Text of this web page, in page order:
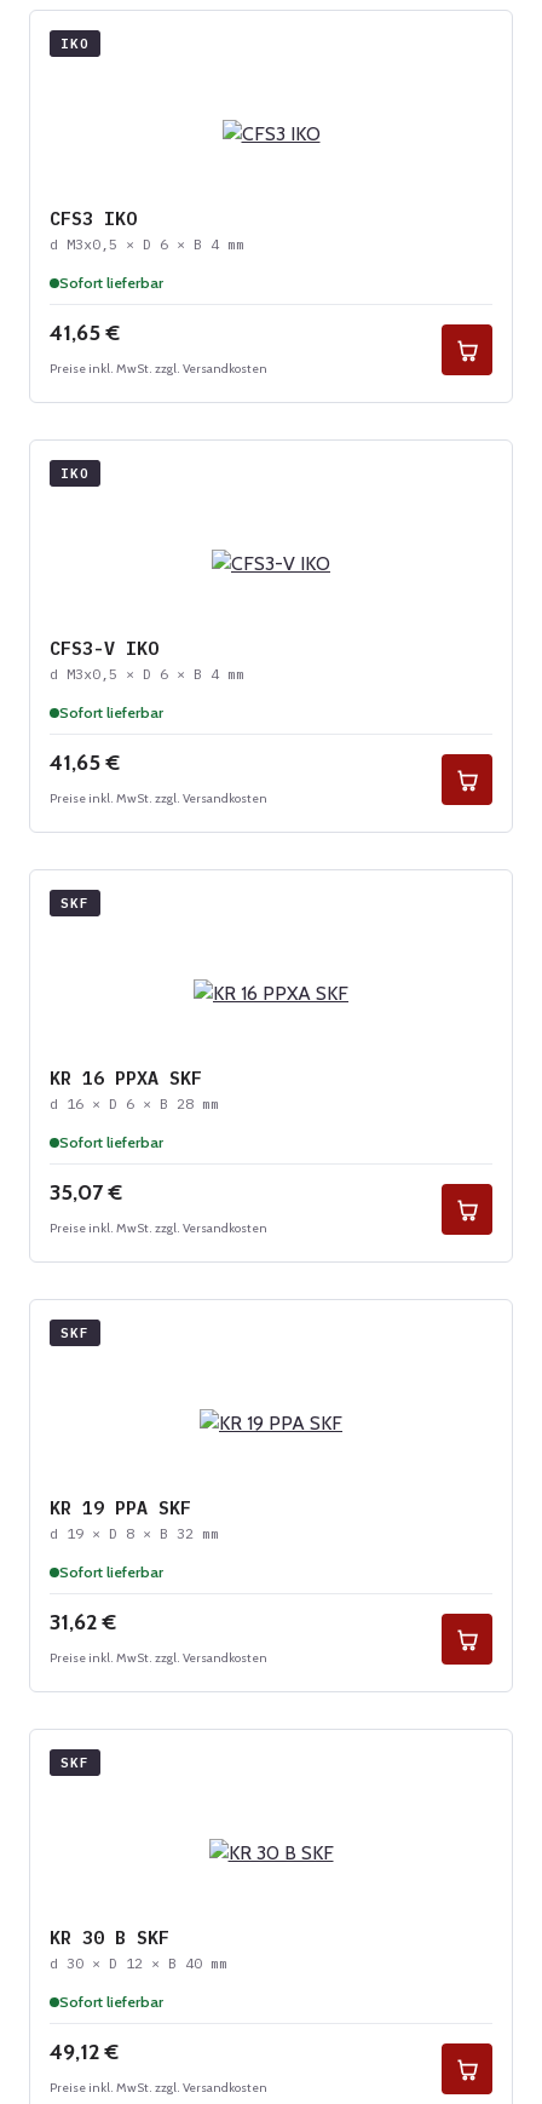
IKO
CFS3 IKO
d M3x0,5 × D 6 × B 4 mm
Sofort lieferbar
Regulärer Preis:
41,65 €
Preise inkl. MwSt. zzgl. Versandkosten
IKO
CFS3-V IKO
d M3x0,5 × D 6 × B 4 mm
Sofort lieferbar
Regulärer Preis:
41,65 €
Preise inkl. MwSt. zzgl. Versandkosten
SKF
KR 16 PPXA SKF
d 16 × D 6 × B 28 mm
Sofort lieferbar
Regulärer Preis:
35,07 €
Preise inkl. MwSt. zzgl. Versandkosten
SKF
KR 19 PPA SKF
d 19 × D 8 × B 32 mm
Sofort lieferbar
Regulärer Preis:
31,62 €
Preise inkl. MwSt. zzgl. Versandkosten
SKF
KR 30 B SKF
d 30 × D 12 × B 40 mm
Sofort lieferbar
Regulärer Preis:
49,12 €
Preise inkl. MwSt. zzgl. Versandkosten